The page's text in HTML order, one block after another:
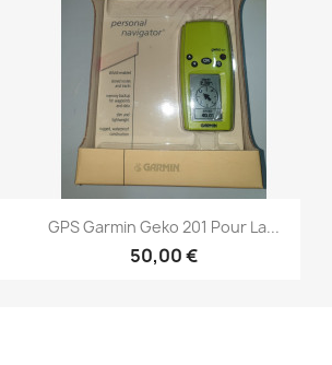
Aperçu rapide
GPS Garmin Geko 201 Pour La...
50,00 €